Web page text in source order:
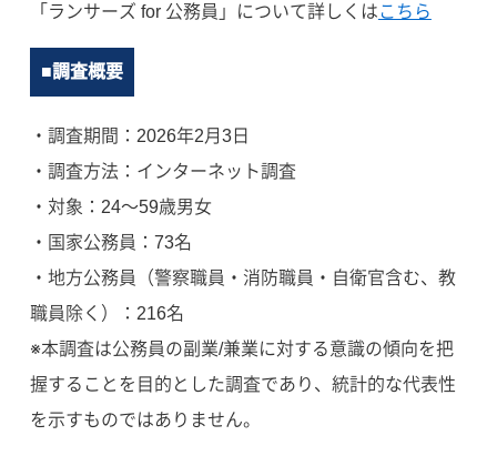
「ランサーズ for 公務員」について詳しくは こちら
■調査概要
・調査期間：2026年2月3日
・調査方法：インターネット調査
・対象：24〜59歳男女
・国家公務員：73名
・地方公務員（警察職員・消防職員・自衛官含む、教
職員除く）：216名
※本調査は公務員の副業/兼業に対する意識の傾向を把
握することを目的とした調査であり、統計的な代表性
を示すものではありません。